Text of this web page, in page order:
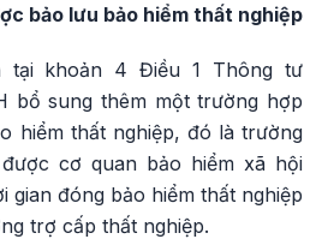
bảo lưu bảo hiểm thất nghiệp
tại khoản 4 Điều 1 Thông tư
bổ sung thêm một trường hợp
hiểm thất nghiệp, đó là trường
cơ quan bảo hiểm xã hội
gian đóng bảo hiểm thất nghiệp
trợ cấp thất nghiệp.